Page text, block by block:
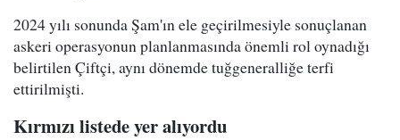
2024 yılı sonunda Şam'ın ele geçirilmesiyle sonuçlanan
askeri operasyonun planlanmasında önemli rol oynadığı
belirtilen Çiftçi, aynı dönemde tuğgeneralliğe terfi
ettirilmişti.
Kırmızı listede yer alıyordu